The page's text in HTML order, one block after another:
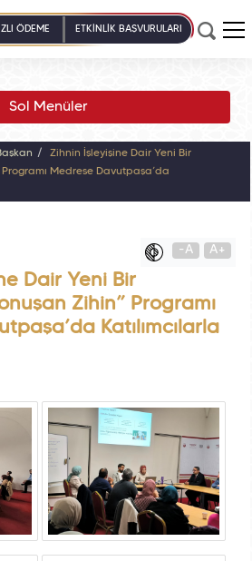
ÖDEME ETKİNLİK BAŞVURULARI
Sol Menüler
Zihnin İşleyişine Dair Yeni Bir
Medrese Davutpaşa’da
-A A+
Dair Yeni Bir
Zihin” Programı
Katılımcılarla